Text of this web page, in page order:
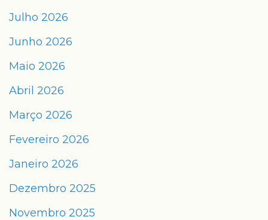
Julho 2026
Junho 2026
Maio 2026
Abril 2026
Março 2026
Fevereiro 2026
Janeiro 2026
Dezembro 2025
Novembro 2025